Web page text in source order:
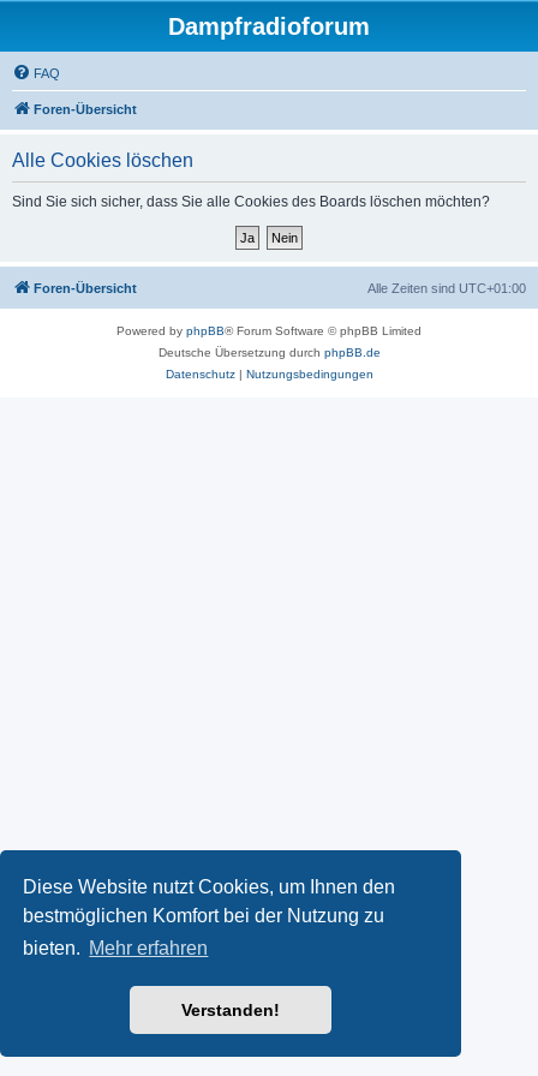
Diese Website nutzt Cookies, um Ihnen den
bestmöglichen Komfort bei der Nutzung zu
bieten. Mehr erfahren
Verstanden!
Dampfradioforum
FAQ
Foren-Übersicht
Alle Cookies löschen
Sind Sie sich sicher, dass Sie alle Cookies des Boards löschen möchten?
Foren-Übersicht Alle Zeiten sind UTC+01:00
Powered by phpBB® Forum Software © phpBB Limited
Deutsche Übersetzung durch phpBB.de
Datenschutz| Nutzungsbedingungen